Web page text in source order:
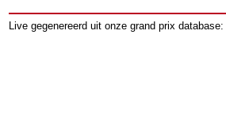
Live gegenereerd uit onze grand prix database: